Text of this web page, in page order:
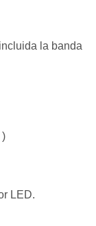
la banda
)
LED.